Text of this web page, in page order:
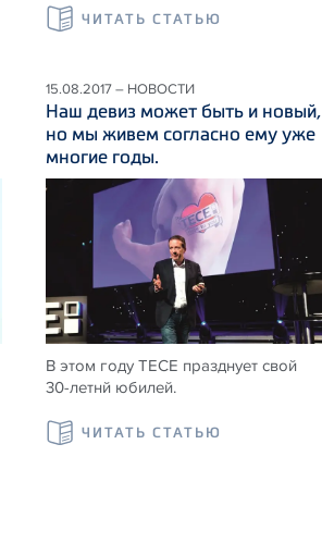
ЧИТАТЬ СТАТЬЮ
15.08.2017 – НОВОСТИ
Наш девиз может быть и новый,
но мы живем согласно ему уже
многие годы.
В этом году ТЕСЕ празднует свой
30-летнй юбилей.
ЧИТАТЬ СТАТЬЮ